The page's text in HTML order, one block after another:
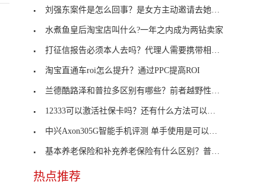
刘强东案件是怎么回事？是女方主动邀请去她的公寓
水煮鱼皇后淘宝店叫什么?一年之内成为两钻卖家
打征信报告必须本人去吗？代理人需要携带相关资料
淘宝直通车roi怎么提升？通过PPC提高ROI
兰德酷路泽和普拉多区别有哪些？前者越野性更加强大
12333可以激活社保卡吗？还有什么方法可以激活社保
中兴Axon305G智能手机评测 单手使用是可以管理的
基本养老保险和补充养老保险有什么区别？普及程度不
热点推荐